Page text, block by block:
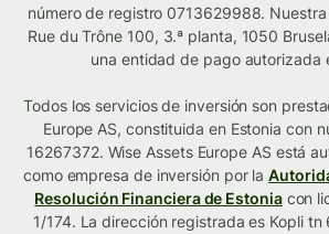
número de registro 0713629988.
Rue du Trône 100, 3.ª planta, 1050
una entidad de pago autorizada
Todos los servicios de inversión son
Europe AS, constituida en Estonia con
16267372. Wise Assets Europe AS está
como empresa de inversión por la
Resolución Financiera de Estoniacon
1/174. La dirección registrada es Kopli tn